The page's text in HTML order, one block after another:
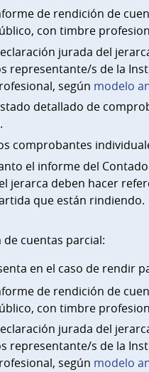
de rendición de
con timbre
jurada del
representante/s de la
según modelo
detallado de
.
comprobantes
el informe del
jerarca deben hacer
que están rindiendo.
de cuentas parcial:
en el caso de rendir
de rendición de
con timbre
jurada del
representante/s de la
según modelo